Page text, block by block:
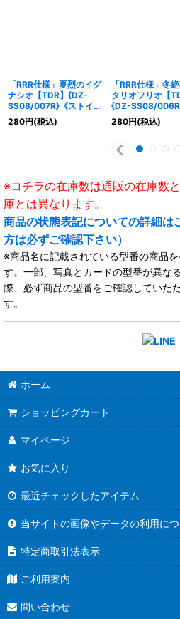
「RRR仕様」夏烈のイグ
ナシオ【TDR】{DZ-
SS08/007R}《ストイケ
イア》
280円(税込)
「RRR仕様」冬
タリオフリオ【
{DZ-SS08/
トイケイア》
280円(税込)
※コチラの在庫数は通販の在庫数
庫とは異なります。
商品の状態表記についての詳細は
方は必ずご確認下さい）
※商品名に記載されている型番の商品
す。一部、写真とカードの型番が異な
際、必ず商品の型番をご確認していた
す。
ホーム
ショッピングカート
マイページ
お気に入り
最近チェックしたアイテム
当サイトの画像やデータの利用に
特定商取引法表示
ご利用案内
問い合わせ